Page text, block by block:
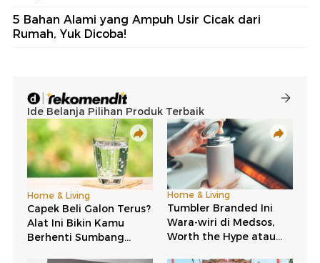
5 Bahan Alami yang Ampuh Usir Cicak dari
Rumah, Yuk Dicoba!